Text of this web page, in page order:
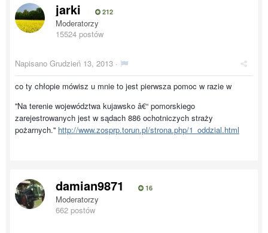
jarki 212
Moderatorzy
15524 postów
Napisano Grudzień 13, 2013 ·
co ty chłopie mówisz u mnie to jest pierwsza pomoc w razie w
''Na terenie województwa kujawsko â€“ pomorskiego
zarejestrowanych jest w sądach 886 ochotniczych straży
pożarnych.'' http://www.zosprp.torun.pl/strona.php/1_oddzial.html
damian9871 16
Moderatorzy
662 postów